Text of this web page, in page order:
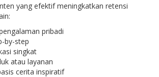
yang efektif meningkatkan retensi
pribadi
by-step
singkat
atau layanan
cerita inspiratif